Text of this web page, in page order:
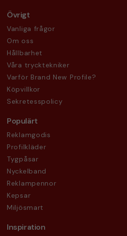
Övrigt
Vanliga frågor
Om oss
Hållbarhet
Våra trycktekniker
Varför Brand New Profile?
Köpvillkor
Sekretesspolicy
Populärt
Reklamgodis
Profilkläder
Tygpåsar
Nyckelband
Reklampennor
Kepsar
Miljösmart
Inspiration